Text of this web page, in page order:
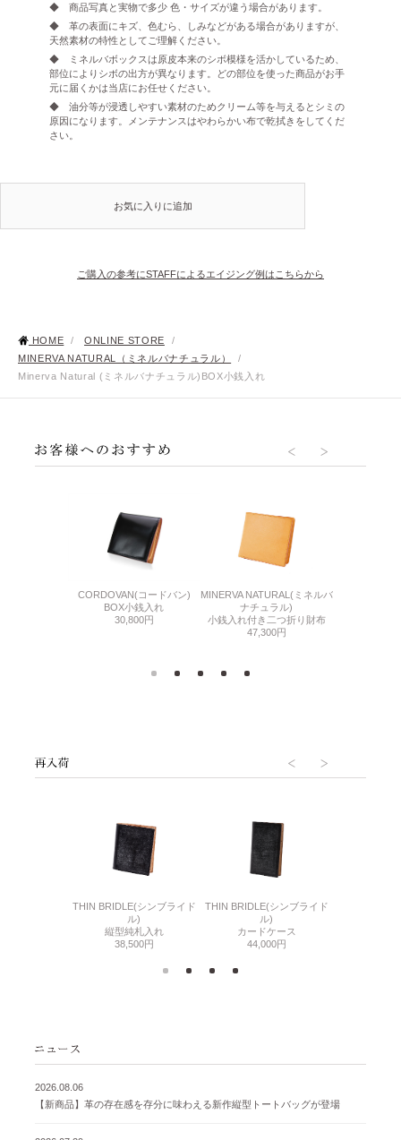
◆ 商品写真と実物で多少 色・サイズが違う場合があります。
◆ 革の表面にキズ、色むら、しみなどがある場合がありますが、
天然素材の特性としてご理解ください。
◆ ミネルバボックスは原皮本来のシボ模様を活かしているため、
部位によりシボの出方が異なります。どの部位を使った商品がお手
元に届くかは当店にお任せください。
◆ 油分等が浸透しやすい素材のためクリーム等を与えるとシミの
原因になります。メンテナンスはやわらかい布で乾拭きをしてくだ
さい。
お気に入りに追加
ご購入の参考にSTAFFによるエイジング例はこちらから
HOME / ONLINE STORE
/
MINERVA NATURAL（ミネルバナチュラル）
/
Minerva Natural (ミネルバナチュラル)BOX小銭入れ
CORDOVAN(コードバン)
BOX小銭入れ
30,800円
MINERVA NATURAL(ミネルバ
ナチュラル)
小銭入れ付き二つ折り財布
47,300円
THIN BRIDLE(シンブライド
ル)
縦型純札入れ
38,500円
THIN BRIDLE(シンブライド
ル)
カードケース
44,000円
2026.08.06
【新商品】革の存在感を存分に味わえる新作縦型トートバッグが登場